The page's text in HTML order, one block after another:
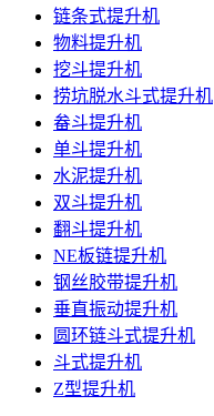
链条式提升机
物料提升机
挖斗提升机
捞坑脱水斗式提升机
畚斗提升机
单斗提升机
水泥提升机
双斗提升机
翻斗提升机
NE板链提升机
钢丝胶带提升机
垂直振动提升机
圆环链斗式提升机
斗式提升机
Z型提升机